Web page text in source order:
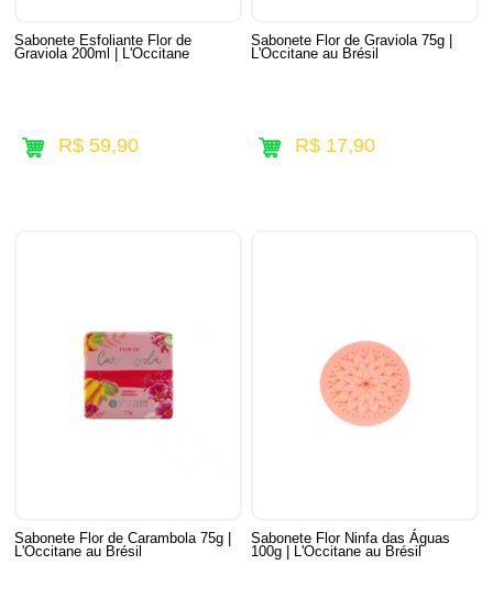
Sabonete Esfoliante Flor de
Graviola 200ml | L'Occitane
R$ 59,90
Sabonete Flor de Graviola 75g |
L'Occitane au Brésil
R$ 17,90
Sabonete Flor de Carambola 75g |
L'Occitane au Brésil
Sabonete Flor Ninfa das Águas
100g | L'Occitane au Brésil